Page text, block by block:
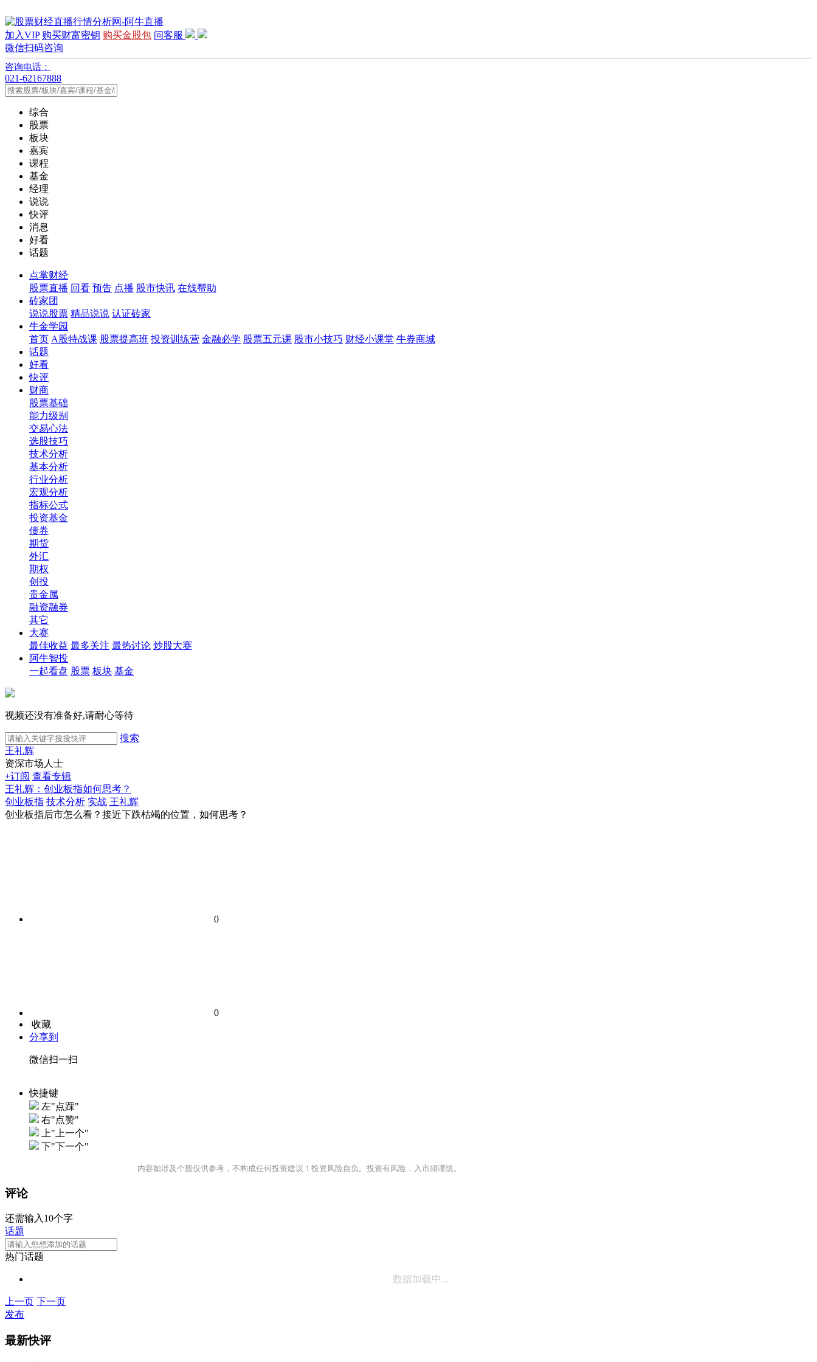
加入VIP 购买财富密钥 购买金股包 问客服
微信扫码咨询
咨询电话：
021-62167888
综合
股票
板块
嘉宾
课程
基金
经理
说说
快评
消息
好看
话题
点掌财经
股票直播 回看 预告 点播 股市快讯 在线帮助
砖家团
说说股票 精品说说 认证砖家
牛金学园
首页 A股特战课 股票提高班 投资训练营 金融必学 股票五元课 股市小技巧 财经小课堂 牛券商城
话题
好看
快评
财商
股票基础
能力级别
交易心法
选股技巧
技术分析
基本分析
行业分析
宏观分析
指标公式
投资基金
债券
期货
外汇
期权
创投
贵金属
融资融券
其它
大赛
最佳收益 最多关注 最热讨论 炒股大赛
阿牛智投
一起看盘 股票 板块 基金
视频还没有准备好,请耐心等待
搜索
王礼辉
资深市场人士
+订阅 查看专辑
王礼辉：创业板指如何思考？
创业板指 技术分析 实战 王礼辉
创业板指后市怎么看？接近下跌枯竭的位置，如何思考？
0
0
收藏
分享到
微信扫一扫
快捷键
左"点踩"
右"点赞"
上"上一个"
下"下一个"
内容如涉及个股仅供参考，不构成任何投资建议！投资风险自负。投资有风险，入市须谨慎。
评论
还需输入10个字
话题
热门话题
数据加载中...
上一页 下一页
发布
最新快评